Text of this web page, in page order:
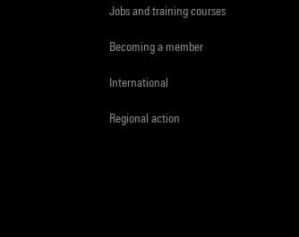
Jobs and training courses
Becoming a member
International
Regional action